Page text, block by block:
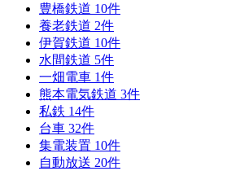
豊橋鉄道 10件
養老鉄道 2件
伊賀鉄道 10件
水間鉄道 5件
一畑電車 1件
熊本電気鉄道 3件
私鉄 14件
台車 32件
集電装置 10件
自動放送 20件